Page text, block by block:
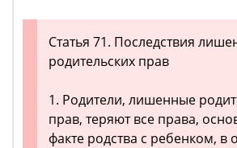
Статья 71. Последствия
родительских прав
1. Родители, лишенные
прав, теряют все права,
факте родства с ребенком, в